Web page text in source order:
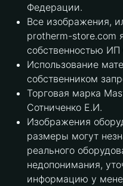
Федерации.
Все изображения,
protherm-store.com
собственностью
Использование
собственником
Торговая марка
Сотниченко Е.И.
Изображения
размеры могут
реального
недопонимания,
информацию у